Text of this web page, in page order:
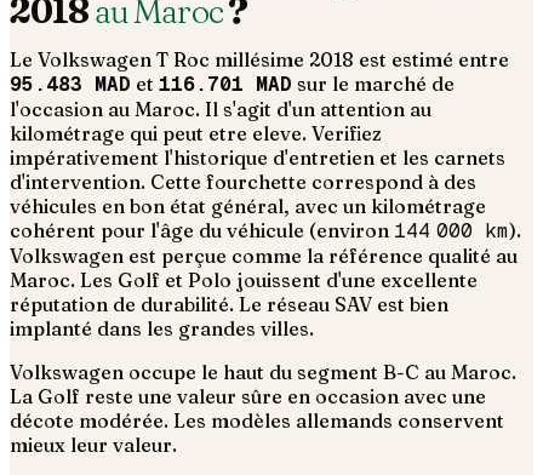
2018au Maroc?
Le Volkswagen T Roc millésime 2018 est estimé entre
95.483 MAD et 116.701 MAD sur le marché de
l'occasion au Maroc. Il s'agit d'un attention au
kilométrage qui peut etre eleve. Verifiez
impérativement l'historique d'entretien et les carnets
d'intervention. Cette fourchette correspond à des
véhicules en bon état général, avec un kilométrage
cohérent pour l'âge du véhicule (environ 144 000 km).
Volkswagen est perçue comme la référence qualité au
Maroc. Les Golf et Polo jouissent d'une excellente
réputation de durabilité. Le réseau SAV est bien
implanté dans les grandes villes.
Volkswagen occupe le haut du segment B-C au Maroc.
La Golf reste une valeur sûre en occasion avec une
décote modérée. Les modèles allemands conservent
mieux leur valeur.